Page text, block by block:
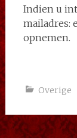
Indien u
mailadres:
opnemen.
Overige